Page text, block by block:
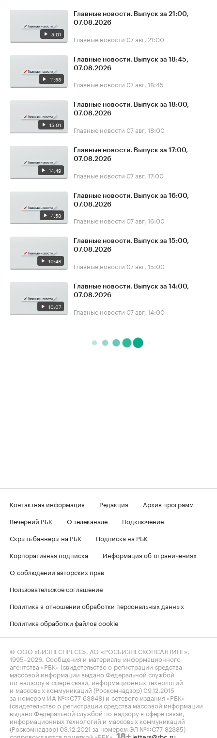
5:01
Главные новости. Выпуск за 21:00,
07.08.2026
Главные новости 07 авг, 21:00
11:58
Главные новости. Выпуск за 18:45,
07.08.2026
Главные новости 07 авг, 18:45
15:01
Главные новости. Выпуск за 18:00,
07.08.2026
Главные новости 07 авг, 18:00
14:49
Главные новости. Выпуск за 17:00,
07.08.2026
Главные новости 07 авг, 17:00
4:58
Главные новости. Выпуск за 16:00,
07.08.2026
Главные новости 07 авг, 16:00
10:48
Главные новости. Выпуск за 15:00,
07.08.2026
Главные новости 07 авг, 15:00
10:07
Главные новости. Выпуск за 14:00,
07.08.2026
Главные новости 07 авг, 14:00
Контактная информация Редакция
Архив программ
Вечерний РБК
О телеканале
Подключение
Скрыть баннеры на РБК
Подписка на РБК
Корпоративная подписка
Информация об ограничениях
О соблюдении авторских прав
Пользовательское соглашение
Политика в отношении обработки персональных данных
Политика обработки файлов cookie
© ООО «БИЗНЕСПРЕСС», АО «РОСБИЗНЕСКОНСАЛТИНГ»,
1995–2026 . Сообщения и материалы информационного
агентства «РБК» (свидетельство о регистрации средства
массовой информации выдано Федеральной службой
по надзору в сфере связи, информационных технологий
и массовых коммуникаций (Роскомнадзор) 09.12.2015
за номером ИА №ФС77-63848) и сетевого издания «РБК»
(свидетельство о регистрации средства массовой информации
выдано Федеральной службой по надзору в сфере связи,
информационных технологий и массовых коммуникаций
(Роскомнадзор) 03.12.2021 за номером ЭЛ №ФС77-82385)
сопровождаются пометкой «РБК».
letters@rbc.ru